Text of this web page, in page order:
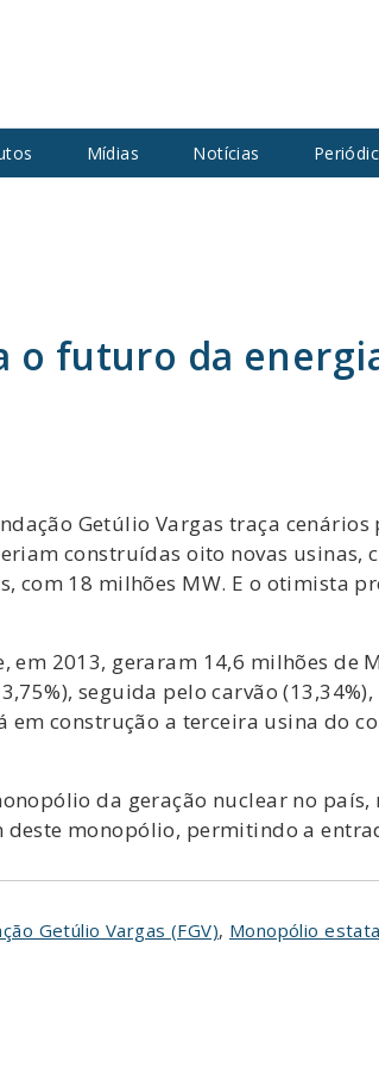
Mídias Notícias
o futuro da
Getúlio Vargas traça
construídas oito novas usinas,
com 18 milhões MW. E o otimista
2013, geraram 14,6 milhões de
seguida pelo carvão
em construção a terceira usina do
da geração nuclear no país,
deste monopólio, permitindo a
Getúlio Vargas (FGV), Monopólio